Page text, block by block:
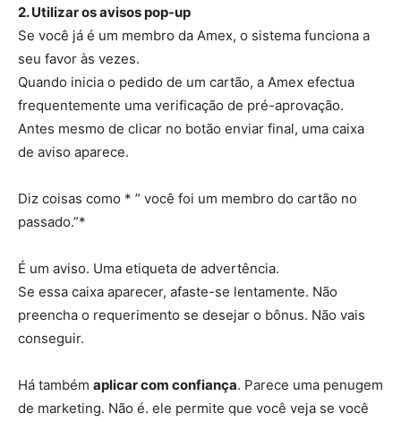
2. Utilizar os avisos pop-up
Se você já é um membro da Amex, o sistema funciona a
seu favor às vezes.
Quando inicia o pedido de um cartão, a Amex efectua
frequentemente uma verificação de pré-aprovação.
Antes mesmo de clicar no botão enviar final, uma caixa
de aviso aparece.
Diz coisas como * ” você foi um membro do cartão no
passado.”*
É um aviso. Uma etiqueta de advertência.
Se essa caixa aparecer, afaste-se lentamente. Não
preencha o requerimento se desejar o bônus. Não vais
conseguir.
Há também aplicar com confiança. Parece uma penugem
de marketing. Não é. ele permite que você veja se você